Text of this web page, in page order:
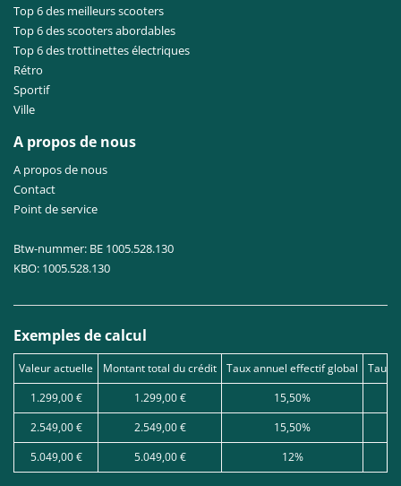
Top 6 des meilleurs scooters
Top 6 des scooters abordables
Top 6 des trottinettes électriques
Rétro
Sportif
Ville
A propos de nous
A propos de nous
Contact
Point de service
Btw-nummer: BE 1005.528.130
KBO: 1005.528.130
Exemples de calcul
Valeur actuelle Montant total du crédit Taux annuel effectif global
Taux
1.299,00 €
1.299,00 €
15,50%
2.549,00 €
2.549,00 €
15,50%
5.049,00 €
5.049,00 € 12%